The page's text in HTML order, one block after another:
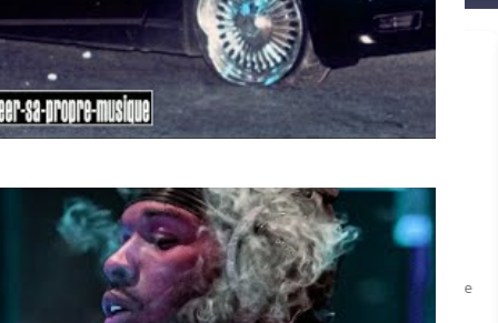
Avis de Nouvelle sur
Apprends à composer en
15 jours [Formation]
Enfin compris en 2 semaines ce que je
galérais à piger depuis des mois!
Le Malefik
Sonorités
[VST]
Simple, efficace et puissant,
demander de plus ? Un vrai